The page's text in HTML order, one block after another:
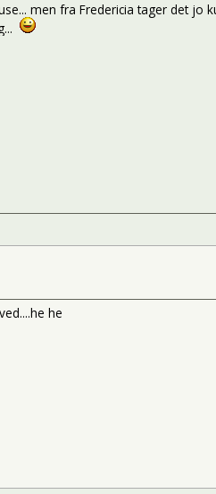
men fra Fredericia tager det
he